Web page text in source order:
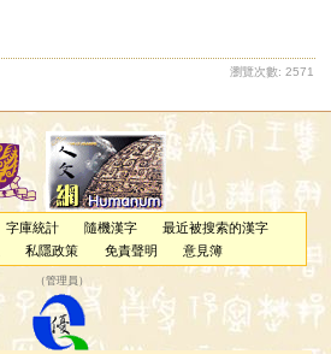
瀏覽次數: 2571
字庫統計 隨機漢字
最近被搜索的漢字
私隱政策 免責聲明 意見簿
（管理員 ）